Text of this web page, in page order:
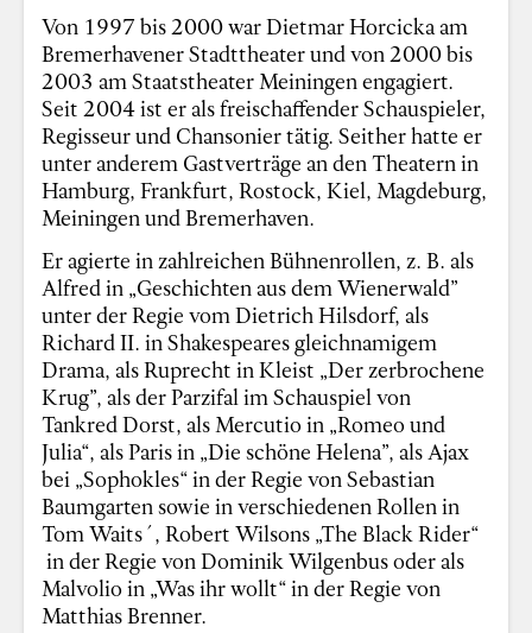
Von 1997 bis 2000 war Dietmar Horcicka am
Bremerhavener Stadttheater und von 2000 bis
2003 am Staatstheater Meiningen engagiert.
Seit 2004 ist er als freischaffender Schauspieler,
Regisseur und Chansonier tätig. Seither hatte er
unter anderem Gastverträge an den Theatern in
Hamburg, Frankfurt, Rostock, Kiel, Magdeburg,
Meiningen und Bremerhaven.
Er agierte in zahlreichen Bühnenrollen, z. B. als
Alfred in „Geschichten aus dem Wienerwald”
unter der Regie vom Dietrich Hilsdorf, als
Richard II. in Shakespeares gleichnamigem
Drama, als Ruprecht in Kleist „Der zerbrochene
Krug”, als der Parzifal im Schauspiel von
Tankred Dorst, als Mercutio in „Romeo und
Julia“, als Paris in „Die schöne Helena”, als Ajax
bei „Sophokles“ in der Regie von Sebastian
Baumgarten sowie in verschiedenen Rollen in
Tom Waits´, Robert Wilsons „The Black Rider“
in der Regie von Dominik Wilgenbus oder als
Malvolio in „Was ihr wollt“ in der Regie von
Matthias Brenner.